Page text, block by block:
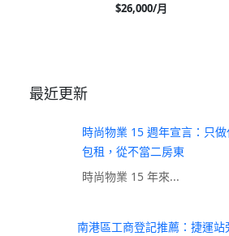
$26,000/月
最近更新
時尚物業 15 週年宣言：只
包租，從不當二房東
時尚物業 15 年來...
南港區工商登記推薦：捷運站